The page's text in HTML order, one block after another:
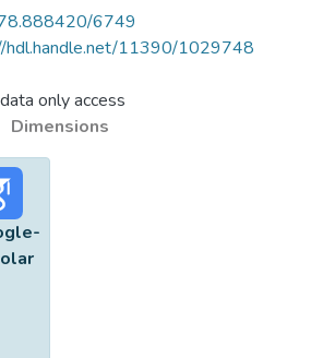
della comunità, allo scopo di
Governo della Serenessima motivi
vicina Gemona. La Descriptio
Artenee è la trascrizione in latino
ed eccezionale documento. Dal
incrociato con l'estratto di un
libro di massari arteniesi scritto in
l'autore ha potuto individuare le
6749
hdl.handle.net/11390/1029748
only access
Dimensions